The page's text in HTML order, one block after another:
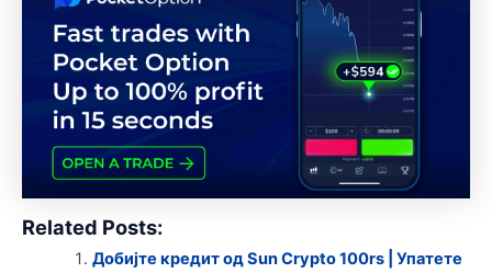
Related Posts:
Добијте кредит од Sun Crypto 100rs | Упатете